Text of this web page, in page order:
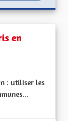
en
: utiliser les